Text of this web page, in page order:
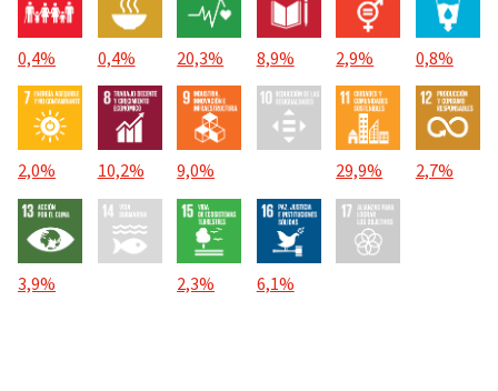
0,4% 0,4% 20,3% 8,9% 2,9% 0,8%
2,0% 10,2% 9,0% 29,9% 2,7%
3,9% 2,3% 6,1%